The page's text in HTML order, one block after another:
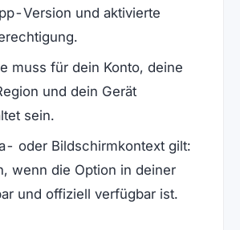
Version und aktivierte
muss für dein Konto, deine
und dein Gerät
sein.
oder Bildschirmkontext gilt:
wenn die Option in deiner
und offiziell verfügbar ist.